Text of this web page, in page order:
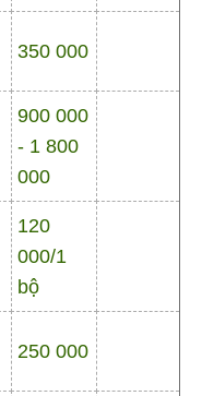
350 000
900 000
- 1 800
000
120
000/1
bộ
250 000